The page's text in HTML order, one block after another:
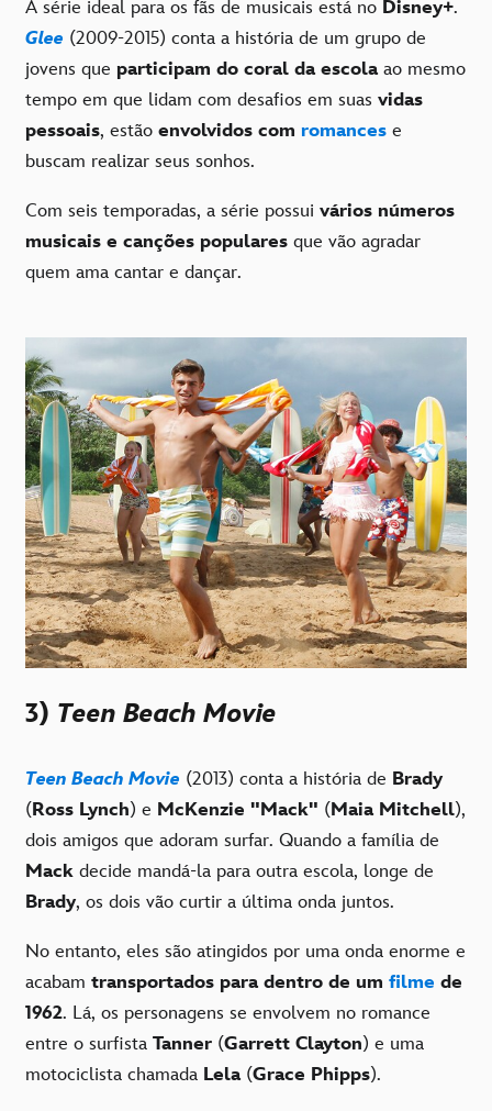
A série ideal para os fãs de musicais está no Disney+.
Glee (2009-2015) conta a história de um grupo de
jovens que participam do coral da escolaao mesmo
tempo em que lidam com desafios em suas vidas
pessoais, estão envolvidos com romances e
buscam realizar seus sonhos.
Com seis temporadas, a série possui vários números
musicais e canções populares que vão agradar
quem ama cantar e dançar.
3) Teen Beach Movie
Teen Beach Movie (2013) conta a história de Brady
(Ross Lynch) e McKenzie "Mack" (Maia Mitchell),
dois amigos que adoram surfar. Quando a família de
Mack decide mandá-la para outra escola, longe de
Brady, os dois vão curtir a última onda juntos.
No entanto, eles são atingidos por uma onda enorme e
acabam transportados para dentro de um filme de
1962. Lá, os personagens se envolvem no romance
entre o surfista Tanner (Garrett Clayton) e uma
motociclista chamada Lela(Grace Phipps).